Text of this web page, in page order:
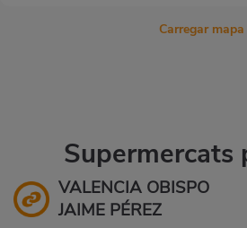
Carregar mapa
Supermercats
VALENCIA OBISPO
JAIME PÉREZ